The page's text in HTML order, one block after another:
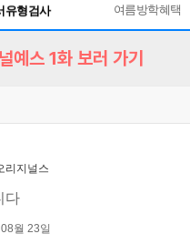
유형검사
Lab
여름방학혜택
예스 1화 보러 가기
리지널스
다
월 23일